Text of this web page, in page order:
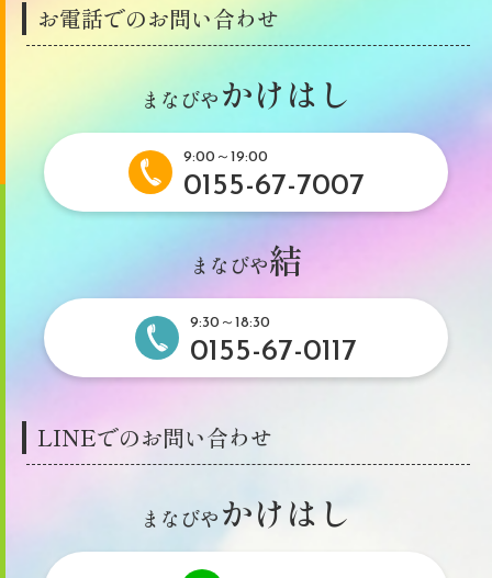
お電話でのお問い合わせ
まなびやかけはし
9:00～19:00
0155-67-7007
まなびや結
9:30～18:30
0155-67-0117
LINEでのお問い合わせ
まなびやかけはし